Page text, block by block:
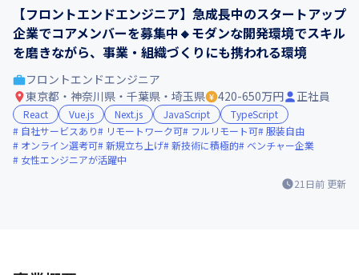
【フロントエンドエンジニア】急成長中のスタートアップ
企業でコアメンバーを募集中🔸モダンな開発環境でスキル
を磨きながら、事業・組織づくりにも携われる環境
21日前 更新
フロントエンドエンジニア
東京都・神奈川県・千葉県・埼玉県
420-650万円 正社員
React Vue.js Next.js JavaScript
TypeScript
自社サービスあり
リモートワーク可 フルリモート可 服装自由
オンライン選考可 新規立ち上げ 新技術に積極的
ベンチャー企業
女性エンジニアが活躍中